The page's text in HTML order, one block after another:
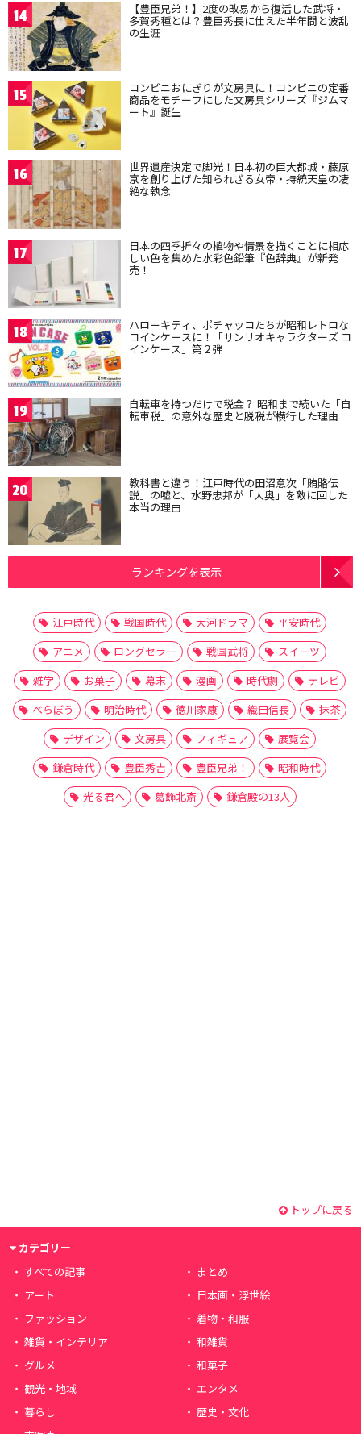
14 【豊臣兄弟！】2度の改易から復活した武将・
多賀秀種とは？豊臣秀長に仕えた半年間と波乱
の生涯
15 コンビニおにぎりが文房具に！コンビニの定番
商品をモチーフにした文房具シリーズ『ジムマ
ート』誕生
16 世界遺産決定で脚光！日本初の巨大都城・藤原
京を創り上げた知られざる女帝・持統天皇の凄
絶な執念
17 日本の四季折々の植物や情景を描くことに相応
しい色を集めた水彩色鉛筆『色辞典』が新発
売！
18 ハローキティ、ポチャッコたちが昭和レトロな
コインケースに！「サンリオキャラクターズ コ
インケース」第２弾
19 自転車を持つだけで税金？ 昭和まで続いた「自
転車税」の意外な歴史と脱税が横行した理由
20 教科書と違う！江戸時代の田沼意次「賄賂伝
説」の嘘と、水野忠邦が「大奥」を敵に回した
本当の理由
ランキングを表示
江戸時代 戦国時代 大河ドラマ
平安時代
アニメ
ロングセラー 戦国武将
スイーツ
雑学
お菓子 幕末 漫画 時代劇
テレビ
べらぼう
明治時代 徳川家康 織田信長
抹茶
デザイン
文房具 フィギュア
展覧会
鎌倉時代
豊臣秀吉 豊臣兄弟！
昭和時代
光る君へ
葛飾北斎 鎌倉殿の13人
トップに戻る
カテゴリー
すべての記事
まとめ
アート
日本画・浮世絵
ファッション
着物・和服
雑貨・インテリア
和雑貨
グルメ
和菓子
観光・地域
エンタメ
暮らし
歴史・文化